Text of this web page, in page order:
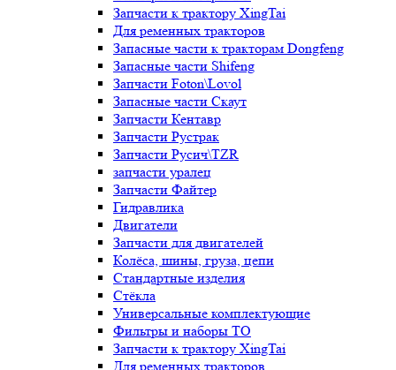
Запчасти к трактору XingTai
Для ременных тракторов
Запасные части к тракторам Dongfeng
Запасные части Shifeng
Запчасти Foton\Lovol
Запасные части Скаут
Запчасти Кентавр
Запчасти Рустрак
Запчасти Русич\TZR
запчасти уралец
Запчасти Файтер
Гидравлика
Двигатели
Запчасти для двигателей
Колёса, шины, груза, цепи
Стандартные изделия
Стёкла
Универсальные комплектующие
Фильтры и наборы ТО
Запчасти к трактору XingTai
Для ременных тракторов